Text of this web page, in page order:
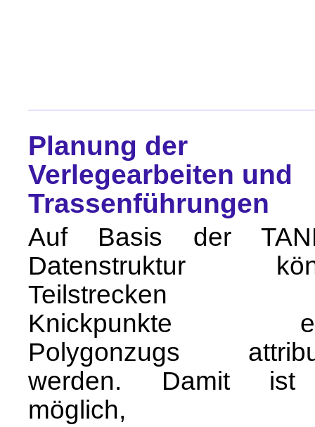
Planung der
Verlegearbeiten und
Trassenführungen
Auf Basis der
Datenstruktur
Teilstrecken
Knickpunkte
Polygonzugs
werden. Damit
möglich,